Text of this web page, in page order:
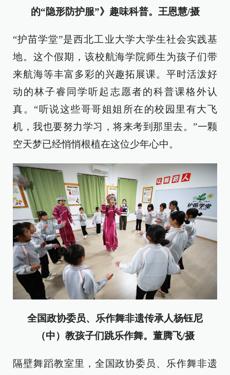
的“隐形防护服”》趣味科普。王恩慧/摄
“护苗学堂”是西北工业大学大学生社会实践基
地。这个假期，该校航海学院师生为孩子们带
来航海等丰富多彩的兴趣拓展课。平时活泼好
动的林子睿同学听起志愿者的科普课格外认
真。“听说这些哥哥姐姐所在的校园里有大飞
机，我也要努力学习，将来考到那里去。”一颗
空天梦已经悄悄根植在这位少年心中。
全国政协委员、乐作舞非遗传承人杨钰尼
（中）教孩子们跳乐作舞。董腾飞/摄
隔壁舞蹈教室里，全国政协委员、乐作舞非遗